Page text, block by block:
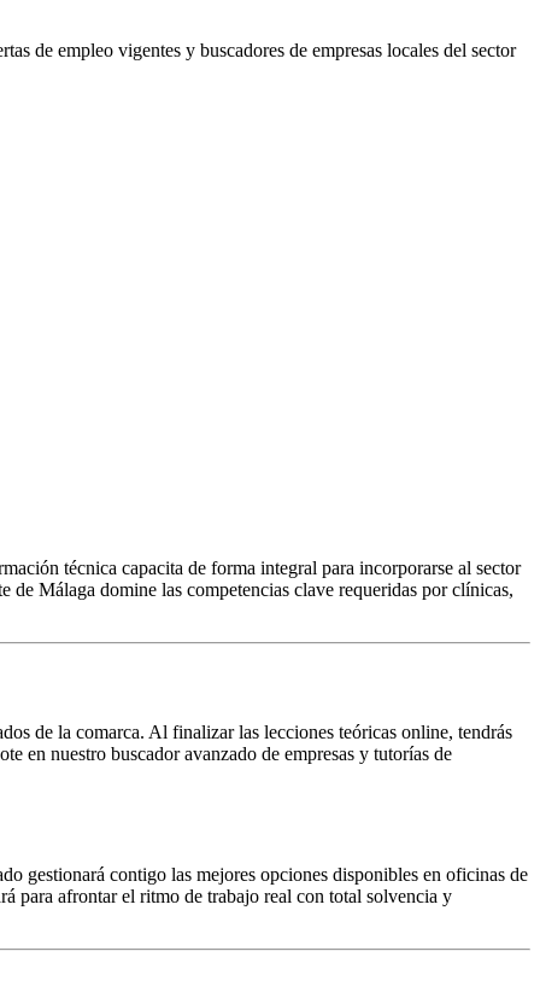
de empleo vigentes y buscadores de empresas locales del sector
técnica capacita de forma integral para incorporarse al sector
de Málaga domine las competencias clave requeridas por clínicas,
de la comarca. Al finalizar las lecciones teóricas online, tendrás
en nuestro buscador avanzado de empresas y tutorías de
gestionará contigo las mejores opciones disponibles en oficinas de
para afrontar el ritmo de trabajo real con total solvencia y